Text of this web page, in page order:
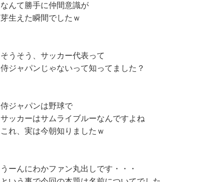
なんて勝手に仲間意識が
芽生えた瞬間でしたｗ
そうそう、サッカー代表って
侍ジャパンじゃないって知ってました？
侍ジャパンは野球で
サッカーはサムライブルーなんですよね
これ、実は今朝知りましたｗ
うーんにわかファン丸出しです・・・